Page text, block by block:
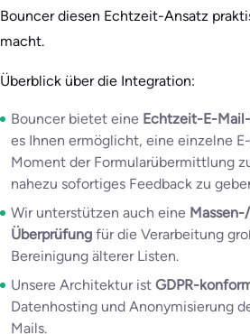
Bouncer diesen Echtzeit-Ansatz
macht.
Überblick über die Integration:
Bouncer bietet eine Echtzeit-E-
es Ihnen ermöglicht, eine einzelne
Moment der Formularübermittlung
nahezu sofortiges Feedback zu
Wir unterstützen auch eine
Überprüfung für die Verarbeitung
Bereinigung älterer Listen.
Unsere Architektur ist GDPR-
Datenhosting und Anonymisierung
Mails.